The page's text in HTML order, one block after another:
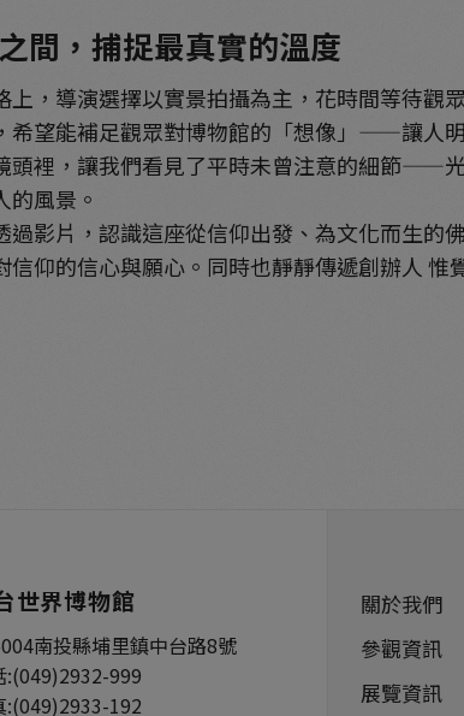
間，捕捉最真實的溫度
上，導演選擇以實景拍攝為主，花時間等待觀
希望能補足觀眾對博物館的「想像」——讓人
頭裡，讓我們看見了平時未曾注意的細節——
的風景。
過影片，認識這座從信仰出發、為文化而生的
信仰的信心與願心。同時也靜靜傳遞創辦人
世界博物館
南投縣埔里鎮中台路8號
:(049)2932-999
:(049)2933-192
關於我們
參觀資訊
展覽資訊